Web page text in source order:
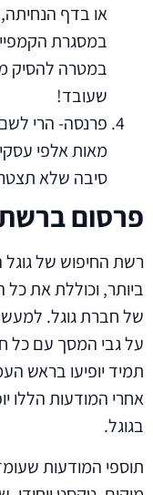
או בדף
במסגרת
במטרה להסיק
שעובד!
פרנסה- הרי לשם
מאות אלפי
סיבה שלא
פרסום
רשת החיפוש של
ביותר, וכוללת את
של חברת גוגל.
על גבי המסך עם כל
אחרי המודעות הללו
בגוגל.
תוספי המודעות